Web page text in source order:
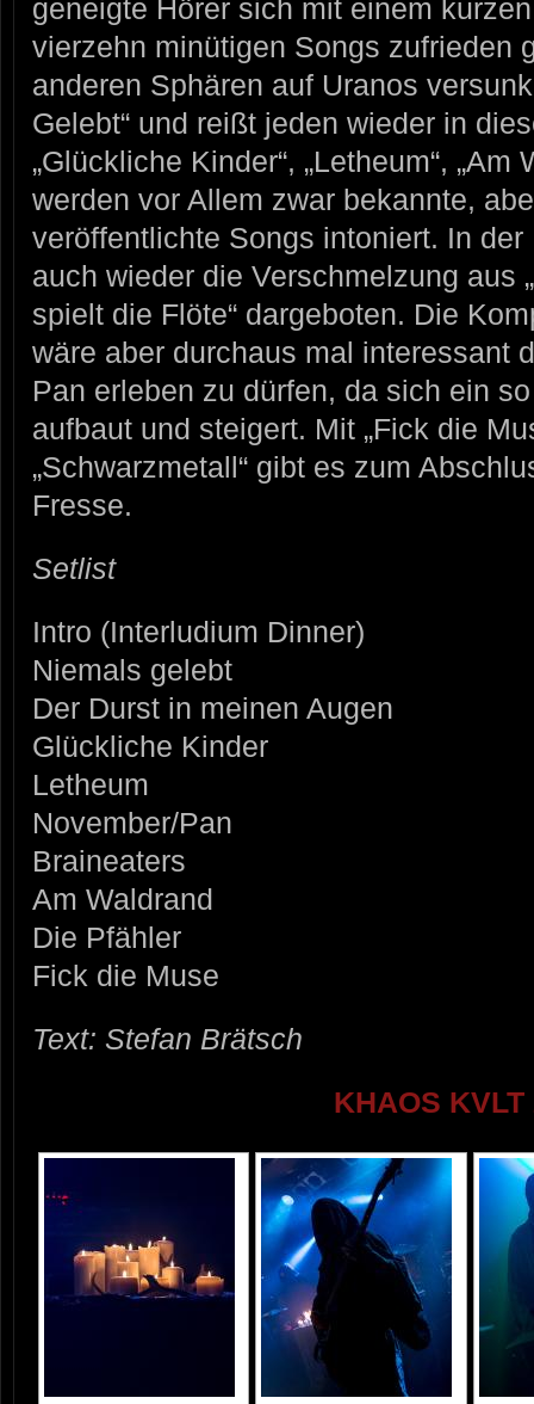
geneigte Hörer sich mit einem
vierzehn minütigen Songs zufrieden
anderen Sphären auf Uranos
Gelebt“ und reißt jeden wieder in
„Glückliche Kinder“, „Letheum“, „Am
werden vor Allem zwar bekannte,
veröffentlichte Songs intoniert. In
auch wieder die Verschmelzung aus
spielt die Flöte“ dargeboten. Die
wäre aber durchaus mal interessant
Pan erleben zu dürfen, da sich ein
aufbaut und steigert. Mit „Fick die
„Schwarzmetall“ gibt es zum
Fresse.
Setlist
Intro (Interludium Dinner)
Niemals gelebt
Der Durst in meinen Augen
Glückliche Kinder
Letheum
November/Pan
Braineaters
Am Waldrand
Die Pfähler
Fick die Muse
Text: Stefan Brätsch
KHAOS KVLT